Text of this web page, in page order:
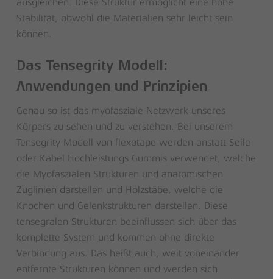
ausgleichen. Diese Struktur ermöglicht eine hohe
Stabilität, obwohl die Materialien sehr leicht sein
können.
Das Tensegrity Modell:
Anwendungen und Prinzipien
Genau so ist das myofasziale Netzwerk unseres
Körpers zu sehen und zu verstehen. Bei unserem
Tensegrity Modell von flexotape werden anstatt Seile
oder Kabel Hochleistungs Gummis verwendet, welche
die Myofaszialen Strukturen und anatomischen
Zuglinien darstellen und Holzstäbe, welche die
Knochen und Gelenkstrukturen darstellen. Diese
tensegralen Strukturen beeinflussen sich über das
komplette System und kommen ohne direkte
Verbindung aus. Das heißt auch, weit voneinander
entfernte Strukturen können und werden sich